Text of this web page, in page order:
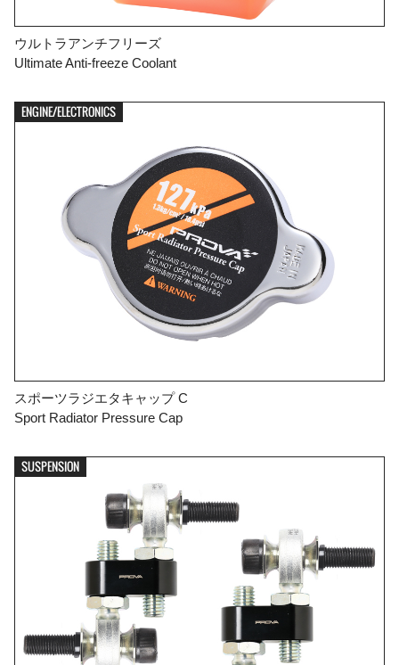
ウルトラアンチフリーズ
Ultimate Anti-freeze Coolant
ENGINE/ELECTRONICS
スポーツラジエタキャップ C
Sport Radiator Pressure Cap
SUSPENSION